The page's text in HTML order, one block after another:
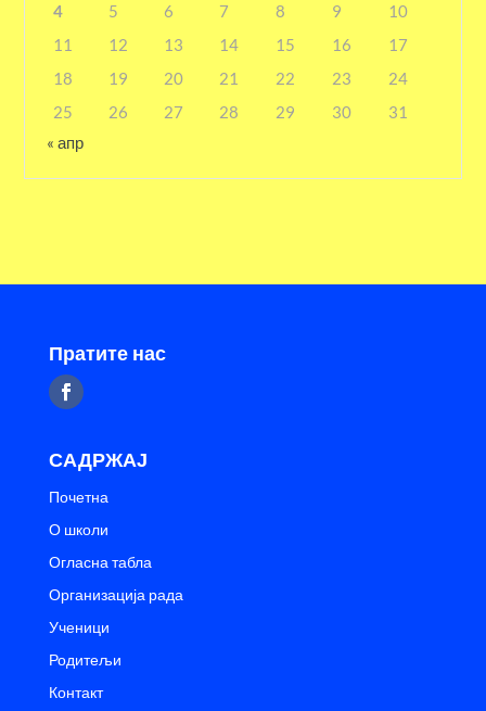
4
5 6 7 8 9
10
11
12 13 14 15 16
17
18
19 20 21 22 23
24
25
26 27 28 29 30
31
« апр
Пратите нас
САДРЖАЈ
Почетна
О школи
Огласна табла
Организација рада
Ученици
Родитељи
Контакт